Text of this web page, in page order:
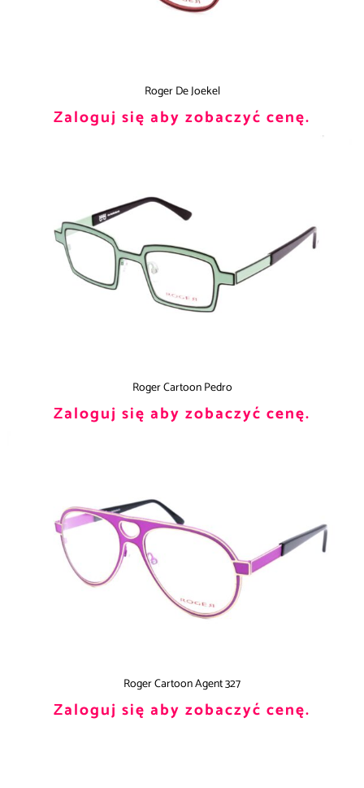
Roger De Joekel
Zaloguj się aby zobaczyć cenę.
Roger Cartoon Pedro
Zaloguj się aby zobaczyć cenę.
Roger Cartoon Agent 327
Zaloguj się aby zobaczyć cenę.